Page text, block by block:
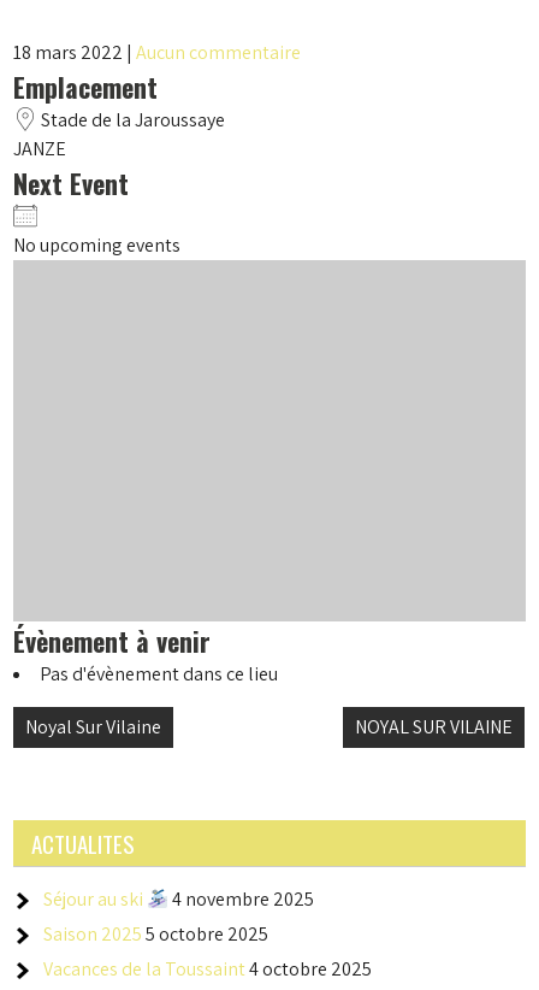
18 mars 2022 |Aucun commentaire
Emplacement
Stade de la Jaroussaye
JANZE
Next Event
No upcoming events
Évènement à venir
Pas d'évènement dans ce lieu
Navigation
l’article
Noyal Sur Vilaine NOYAL SUR VILAINE
ACTUALITES
Séjour au ski
4 novembre 2025
Saison 2025 5 octobre 2025
Vacances de la Toussaint4 octobre 2025